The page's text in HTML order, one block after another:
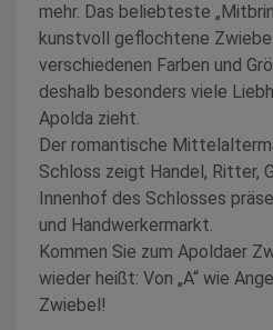
mehr. Das beliebteste
kunstvoll geflochtene
verschiedenen Farben und
deshalb besonders viele
Apolda zieht.
Der romantische
Schloss zeigt Handel, Ritter,
Innenhof des Schlosses
und Handwerkermarkt.
Kommen Sie zum Apoldaer
wieder heißt: Von „A“ wie
Zwiebel!